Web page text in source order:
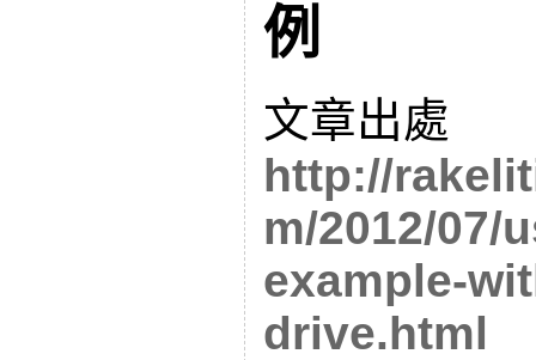
例
文章出處
http://
m/2012/07/
example-
drive.html